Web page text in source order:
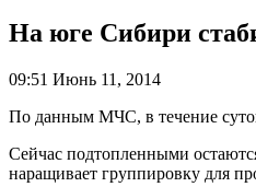
На юге Сибири
09:51 Июнь 11, 2014
По данным МЧС, в течение
Сейчас подтопленными
наращивает группировку для